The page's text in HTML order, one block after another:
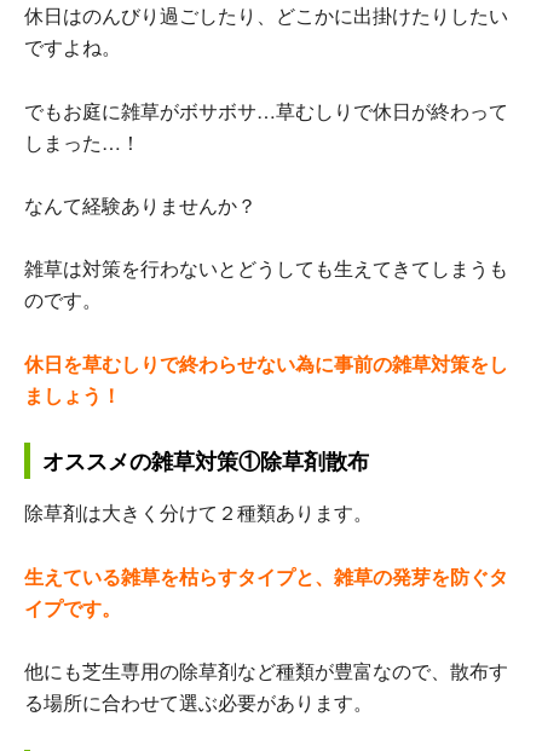
休日はのんびり過ごしたり、どこかに出掛けたりしたい
ですよね。
でもお庭に雑草がボサボサ…草むしりで休日が終わって
しまった…！
なんて経験ありませんか？
雑草は対策を行わないとどうしても生えてきてしまうも
のです。
休日を草むしりで終わらせない為に事前の雑草対策をし
ましょう！
オススメの雑草対策①除草剤散布
除草剤は大きく分けて２種類あります。
生えている雑草を枯らすタイプと、雑草の発芽を防ぐタ
イプです。
他にも芝生専用の除草剤など種類が豊富なので、散布す
る場所に合わせて選ぶ必要があります。